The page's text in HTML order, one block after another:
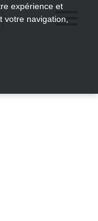
expérience et
navigation,